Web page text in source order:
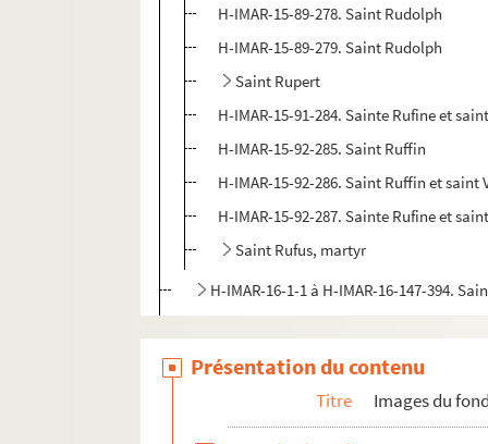
H-IMAR-15-89-278. Saint Rudolph
H-IMAR-15-89-279. Saint Rudolph
Saint Rupert
H-IMAR-15-91-284. Sainte Rufine et
H-IMAR-15-92-285. Saint Ruffin
H-IMAR-15-92-286. Saint Ruffin et saint
H-IMAR-15-92-287. Sainte Rufine et
Saint Rufus, martyr
H-IMAR-16-1-1 à H-IMAR-16-147-394.
H-IMAR-17-91-271 à H-IMAR-17-111-
H-IMAR-18-1-1 à H-IMAR-18-111-326.
H-IMAR-18-112-327 à H-IMAR-18-135-
Présentation du contenu
Titre Images du